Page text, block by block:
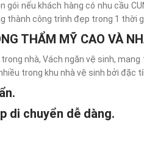
nếu khách hàng có nhu cầu CUNG
thành công trình đẹp trong 1 thời
THẨM MỸ CAO VÀ
nhà, Vách ngăn vệ sinh,
trong khu nhà vệ sinh bởi đặc
di chuyển dễ dàng.